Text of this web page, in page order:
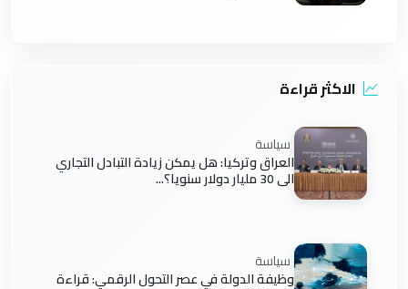
الاكثر قراءة
سياسة
العراق وتركيا: هل يمكن زيادة التبادل التجاري
الى 30 مليار دولار سنويا؟...
سياسة
وظيفة الدولة في عصر التحول الرقمي: قراءة